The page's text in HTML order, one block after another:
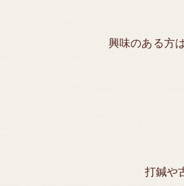
興味のある方
打鍼や